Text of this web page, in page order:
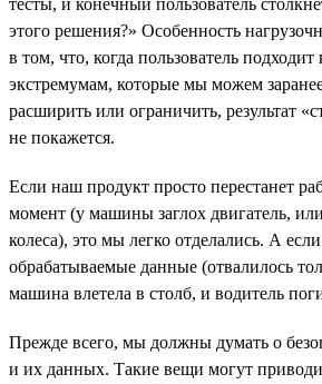
этого решения?» Особенность
в том, что, когда пользователь
экстремумам, которые мы можем
расширить или ограничить, результат
не покажется.
Если наш продукт просто перестанет
момент (у машины заглох двигатель,
колеса), это мы легко отделались. А
обрабатываемые данные (отвалилось
машина влетела в столб, и водитель
Прежде всего, мы должны думать о
и их данных. Такие вещи могут